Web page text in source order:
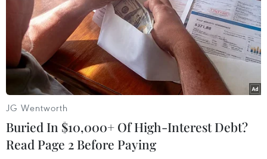
06/08/2026 13:24
WHO ghi nhận tín hiệu tích cực từ
thử nghiệm điều trị Ebola tại Congo
Báo động xu hướng gia tăng người
JG Wentworth
Buried In $10,000+ Of High-Interest Debt?
Read Page 2 Before Paying